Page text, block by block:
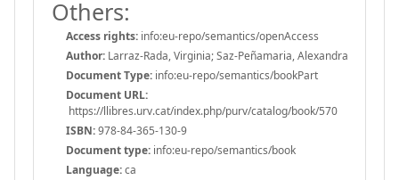
Others:
Access rights: info:eu-repo/semantics/openAccess
Author: Larraz-Rada, Virginia; Saz-Peñamaria, Alexandra
Document Type: info:eu-repo/semantics/bookPart
Document URL:
https://llibres.urv.cat/index.php/purv/catalog/book/570
ISBN:978-84-365-130-9
Document type: info:eu-repo/semantics/book
Language:ca